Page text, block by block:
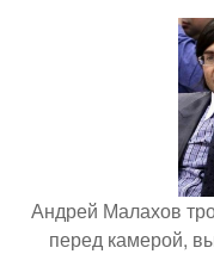
Андрей Малахов
перед камерой,